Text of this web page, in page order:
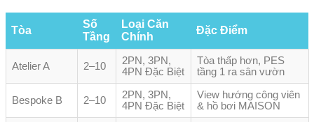
Tòa
Số
Tầng
Loại Căn
Chính
Đặc Điểm
Atelier A 2–10
2PN, 3PN,
4PN Đặc Biệt
Tòa thấp hơn, PES
tầng 1 ra sân vườn
Bespoke B 2–10
2PN, 3PN,
4PN Đặc Biệt
View hướng công viên
& hồ bơi MAISON